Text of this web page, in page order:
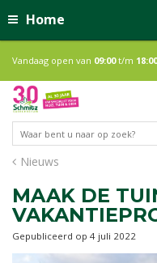
Home
Nieuws
Vandaag open van 09:00t/m 18:00
MAAK DE
Gepubliceerd op 4 juli 2022